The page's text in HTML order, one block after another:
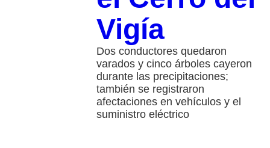
Vigía
Dos conductores quedaron
varados y cinco árboles cayeron
durante las precipitaciones;
también se registraron
afectaciones en vehículos y el
suministro eléctrico